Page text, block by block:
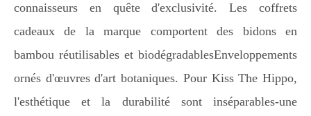
connaisseurs en quête d'exclusivité. Les coffrets
cadeaux de la marque comportent des bidons en
bambou réutilisables et biodégradablesEnveloppements
ornés d'œuvres d'art botaniques. Pour Kiss The Hippo,
l'esthétique et la durabilité sont inséparables-une